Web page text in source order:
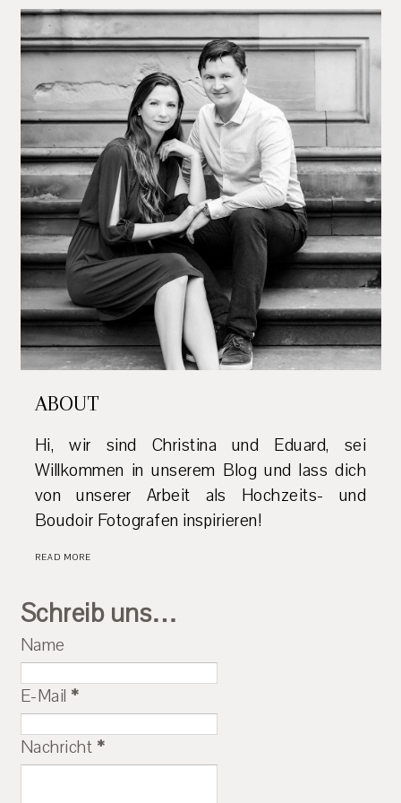
ABOUT
Hi, wir sind Christina und Eduard, sei
Willkommen in unserem Blog und lass dich
von unserer Arbeit als Hochzeits- und
Boudoir Fotografen inspirieren!
READ MORE
Schreib uns…
Name
E-Mail *
Nachricht *